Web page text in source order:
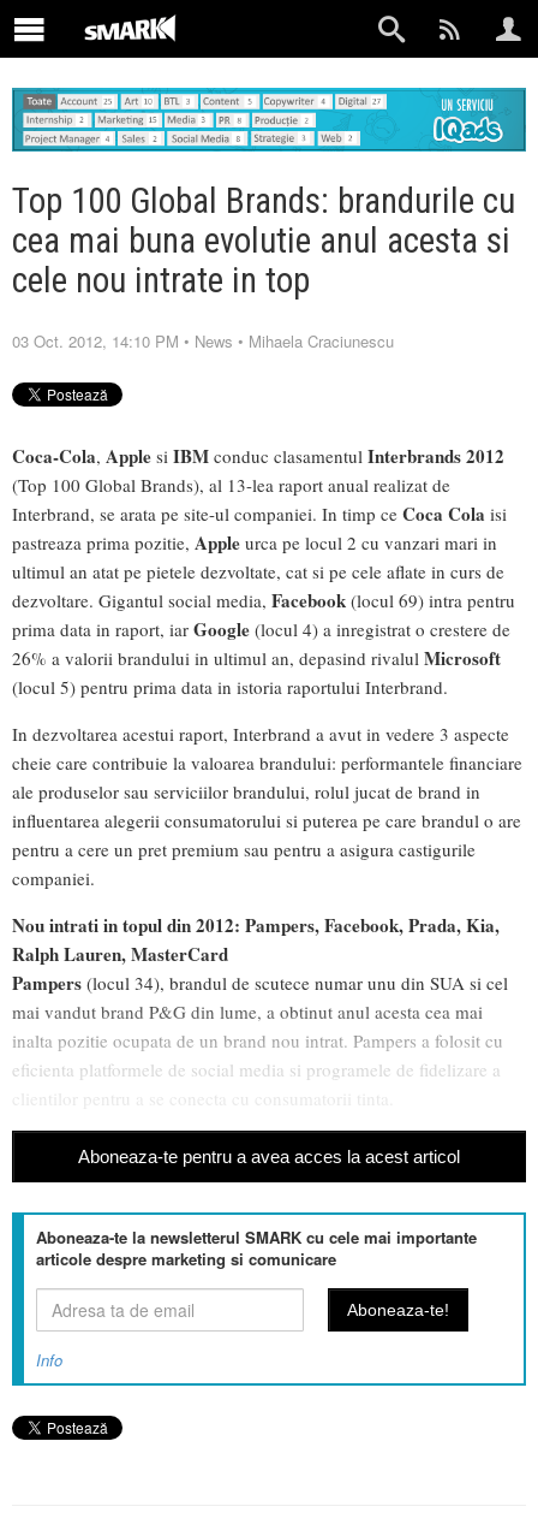
Top 100 Global Brands: brandurile cu
cea mai buna evolutie anul acesta si
cele nou intrate in top
03 Oct. 2012, 14:10 PM • News • Mihaela Craciunescu
Coca-Cola, Apple si IBM conduc clasamentul Interbrands 2012
(Top 100 Global Brands), al 13-lea raport anual realizat de
Interbrand, se arata pe site-ul companiei. In timp ce Coca Cola isi
pastreaza prima pozitie, Apple urca pe locul 2 cu vanzari mari in
ultimul an atat pe pietele dezvoltate, cat si pe cele aflate in curs de
dezvoltare. Gigantul social media, Facebook (locul 69) intra pentru
prima data in raport, iar Google (locul 4) a inregistrat o crestere de
26% a valorii brandului in ultimul an, depasind rivalul Microsoft
(locul 5) pentru prima data in istoria raportului Interbrand.
In dezvoltarea acestui raport, Interbrand a avut in vedere 3 aspecte
cheie care contribuie la valoarea brandului: performantele financiare
ale produselor sau serviciilor brandului, rolul jucat de brand in
influentarea alegerii consumatorului si puterea pe care brandul o are
pentru a cere un pret premium sau pentru a asigura castigurile
companiei.
Nou intrati in topul din 2012: Pampers, Facebook, Prada, Kia,
Ralph Lauren, MasterCard
Pampers (locul 34), brandul de scutece numar unu din SUA si cel
mai vandut brand P&G din lume, a obtinut anul acesta cea mai
inalta pozitie ocupata de un brand nou intrat. Pampers a folosit cu
eficienta platformele de social media si programele de fidelizare a
clientilor pentru a se conecta cu consumatorii tinta.
Aboneaza-te pentru a avea acces la acest articol
Aboneaza-te la newsletterul SMARK cu cele mai importante
articole despre marketing si comunicare
Info